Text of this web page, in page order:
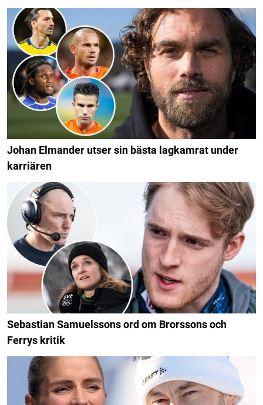
Johan Elmander utser sin bästa lagkamrat under
karriären
Sebastian Samuelssons ord om Brorssons och
Ferrys kritik